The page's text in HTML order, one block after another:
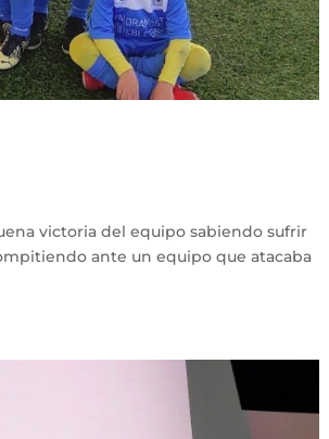
victoria del equipo sabiendo sufrir
ante un equipo que atacaba